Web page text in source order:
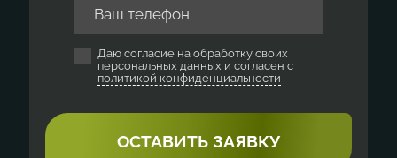
Даю согласие на обработку своих
персональных данных и согласен с
политикой конфиденциальности